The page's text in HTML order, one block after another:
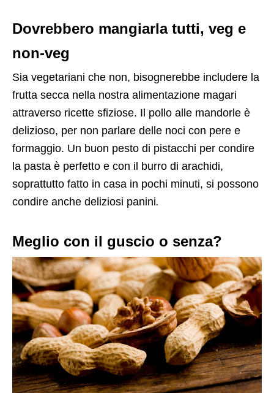
Dovrebbero mangiarla tutti, veg e
non-veg
Sia vegetariani che non, bisognerebbe includere la
frutta secca nella nostra alimentazione magari
attraverso ricette sfiziose. Il pollo alle mandorle è
delizioso, per non parlare delle noci con pere e
formaggio. Un buon pesto di pistacchi per condire
la pasta è perfetto e con il burro di arachidi,
soprattutto fatto in casa in pochi minuti, si possono
condire anche deliziosi panini.
Meglio con il guscio o senza?